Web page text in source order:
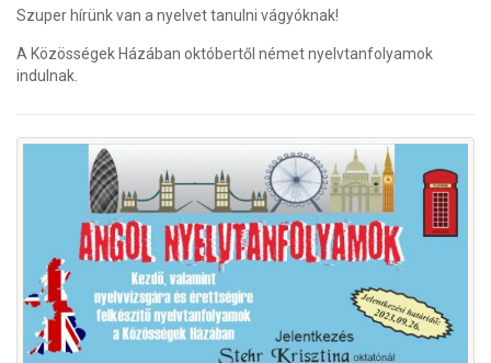
Szuper hírünk van a nyelvet tanulni vágyóknak!
A Közösségek Házában októbertől német nyelvtanfolyamok
indulnak.